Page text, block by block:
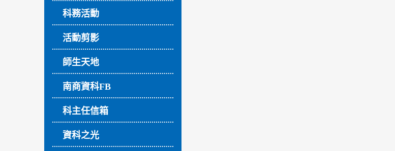
科務活動
活動剪影
師生天地
南商資科FB
科主任信箱
資科之光